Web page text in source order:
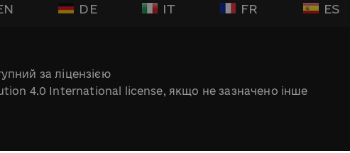
DE IT FR ES
за ліцензією
4.0 International license, якщо не зазначено інше